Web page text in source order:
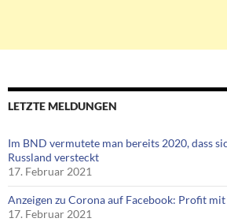
LETZTE MELDUNGEN
Im BND vermutete man bereits 2020, dass
Russland versteckt
17. Februar 2021
Anzeigen zu Corona auf Facebook: Profit
17. Februar 2021